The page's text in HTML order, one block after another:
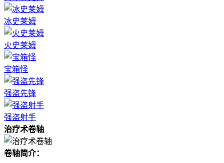
冰史莱姆
火史莱姆
宝箱怪
强盗先锋
强盗射手
治疗术卷轴
卷轴简介：